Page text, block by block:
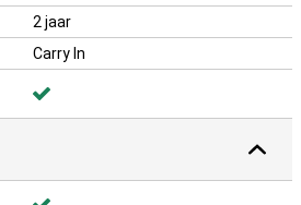
2 jaar
Carry In